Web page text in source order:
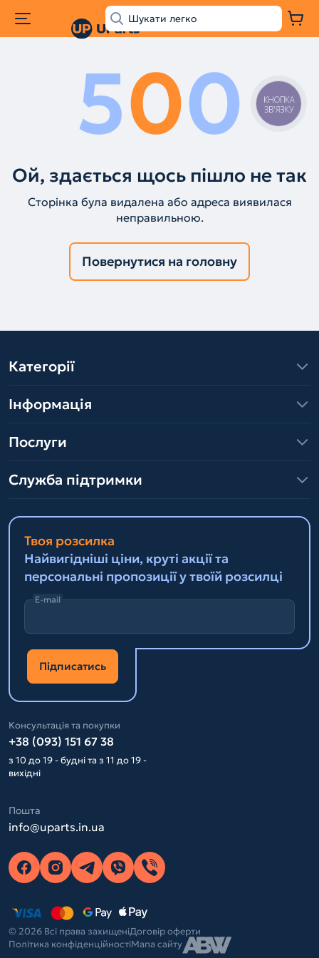
500
Ой, здається щось пішло не так
Сторінка була видалена або адреса виявилася
неправильною.
Повернутися на головну
Категорії
Інформація
Послуги
Служба підтримки
Твоя розсилка
Найвигідніші ціни, круті акції та
персональні пропозиції у твоїй розсилці
E-mail
Підписатись
Консультація та покупки
+38 (093) 151 67 38
з 10 до 19 - будні та з 11 до 19 -
вихідні
Пошта
info@uparts.in.ua
© 2026 Всі права захищеніДоговір оферти
Політика конфіденційностіМапа сайту
КНОПКА
ЗВ'ЯЗКУ